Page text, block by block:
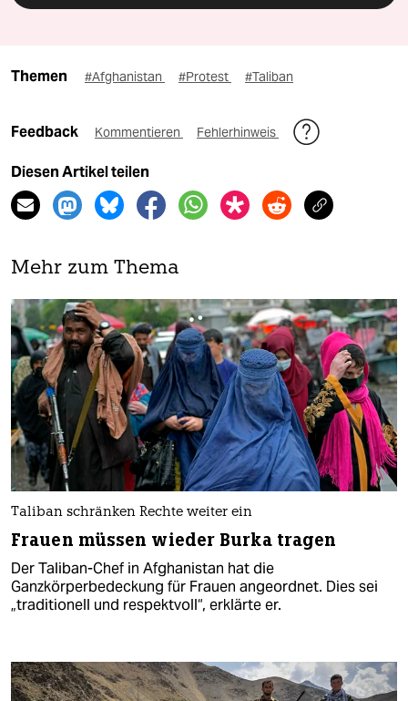
Themen #Afghanistan #Protest #Taliban
Feedback Kommentieren Fehlerhinweis
Diesen Artikel teilen
Mehr zum Thema
Taliban schränken Rechte weiter ein
Frauen müssen wieder Burka tragen
Der Taliban-Chef in Afghanistan hat die
Ganzkörperbedeckung für Frauen angeordnet. Dies sei
„traditionell und respektvoll“, erklärte er.